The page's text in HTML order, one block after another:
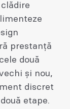
prestanță
două
și nou,
discret
etape.